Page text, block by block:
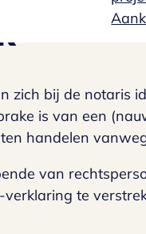
zich bij de notaris
is van een
handelen
van
te